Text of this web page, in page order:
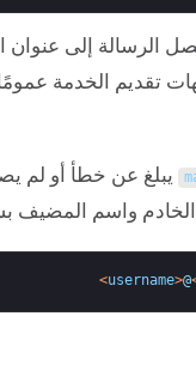
الرسالة إلى عنوان
الخادم واسم المضيف
username>@
>